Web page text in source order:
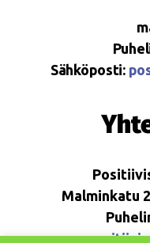
Sähköposti:
Malminkatu